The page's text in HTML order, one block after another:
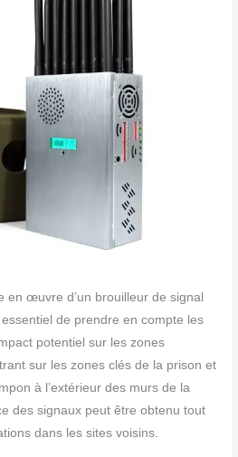
en œuvre d’un brouilleur de signal
de prendre en compte les
potentiel sur les zones
sur les zones clés de la prison et
à l’extérieur des murs de la
des signaux peut être obtenu tout
dans les sites voisins.